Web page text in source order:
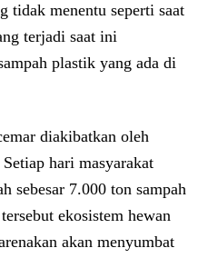
tidak menentu seperti saat
terjadi saat ini
plastik yang ada di
diakibatkan oleh
hari masyarakat
sebesar 7.000 ton sampah
ekosistem hewan
akan menyumbat